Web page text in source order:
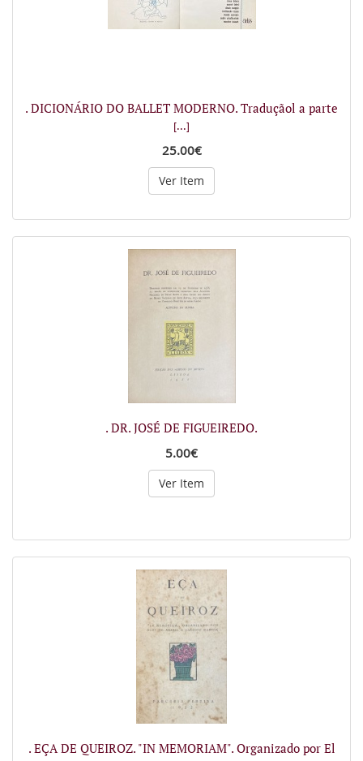
. DICIONÁRIO DO BALLET MODERNO. Traduçãol a parte
[...]
25.00€
Ver Item
. DR. JOSÉ DE FIGUEIREDO.
5.00€
Ver Item
. EÇA DE QUEIROZ. "IN MEMORIAM". Organizado por El